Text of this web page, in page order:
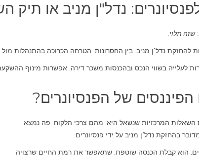
נדל"ן מניב או תיק
שזה תלוי
להחזקת נדל"ן מניב. בין החסרונות: הטרחה הכרוכה בהתנהלות
לעלייה בשווי הנכס ובהכנסות משכר דירה, אפשרות מינוף
של הפנסיונרים?
השאלות המרכזיות שנשאל היא: מהם צרכי הלקוח. פה נמצא
בהחזקת נדל"ן מניב על ידי פנסיונרים.
הוא קבלת הכנסה שוטפת, שתאפשר את רמת החיים שרצויה